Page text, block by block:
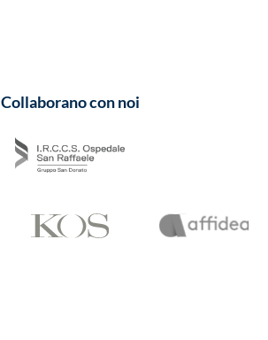
Collaborano con noi